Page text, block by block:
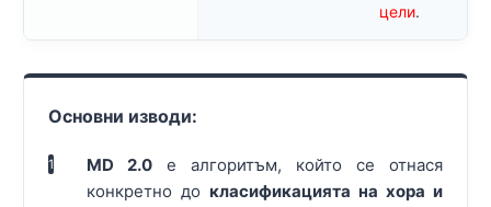
цели.
Основни изводи:
1 MD 2.0 е алгоритъм, който се отнася
конкретно до класификацията на хора и